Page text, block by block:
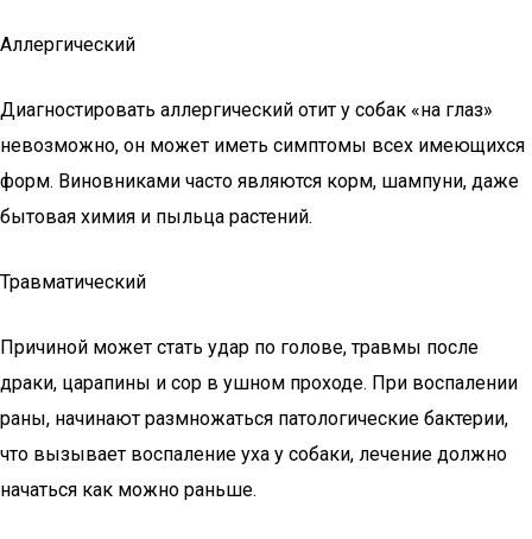
Аллергический
Диагностировать аллергический отит у собак «на глаз»
невозможно, он может иметь симптомы всех имеющихся
форм. Виновниками часто являются корм, шампуни, даже
бытовая химия и пыльца растений.
Травматический
Причиной может стать удар по голове, травмы после
драки, царапины и сор в ушном проходе. При воспалении
раны, начинают размножаться патологические бактерии,
что вызывает воспаление уха у собаки, лечение должно
начаться как можно раньше.